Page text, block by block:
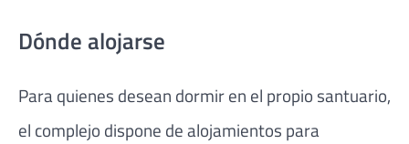
Dónde alojarse
Para quienes desean dormir en el propio santuario,
el complejo dispone de alojamientos para